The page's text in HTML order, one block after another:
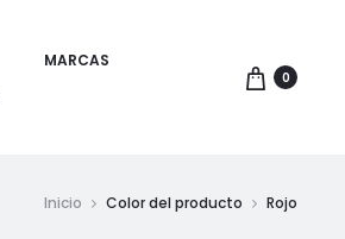
MARCAS
0
Inicio Color del producto Rojo